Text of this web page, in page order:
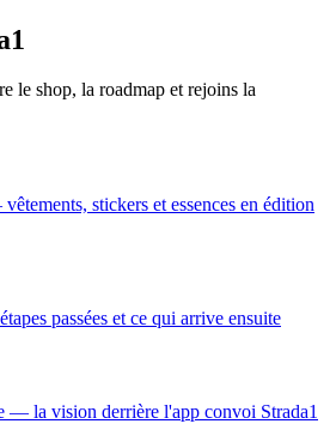
le shop, la roadmap et rejoins la
stickers et essences en édition
passées et ce qui arrive ensuite
— la vision derrière l'app convoi Strada1